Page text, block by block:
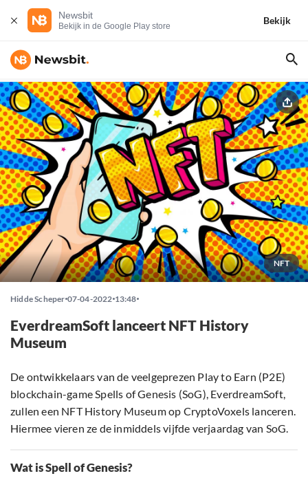
Newsbit
Bekijk in de Google Play store
Bekijk
NFT
Hidde Scheper 07-04-2022 13:48
EverdreamSoft lanceert NFT History
Museum
De ontwikkelaars van de veelgeprezen Play to Earn (P2E)
blockchain-game Spells of Genesis (SoG), EverdreamSoft,
zullen een NFT History Museum op CryptoVoxels lanceren.
Hiermee vieren ze de inmiddels vijfde verjaardag van SoG.
Wat is Spell of Genesis?